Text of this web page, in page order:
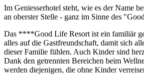
Im Geniesserhotel steht, wie es der Name
an oberster Stelle - ganz im Sinne des
Das ****Good Life Resort ist ein familiär
alles auf die Gastfreundschaft, damit sich
dieser Familie fühlen. Auch Kinder sind
Dank den getrennten Bereichen beim
werden diejenigen, die ohne Kinder